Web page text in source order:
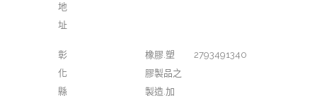
地
址
彰
化
縣
橡膠.塑
膠製品之
製造.加
2793491340